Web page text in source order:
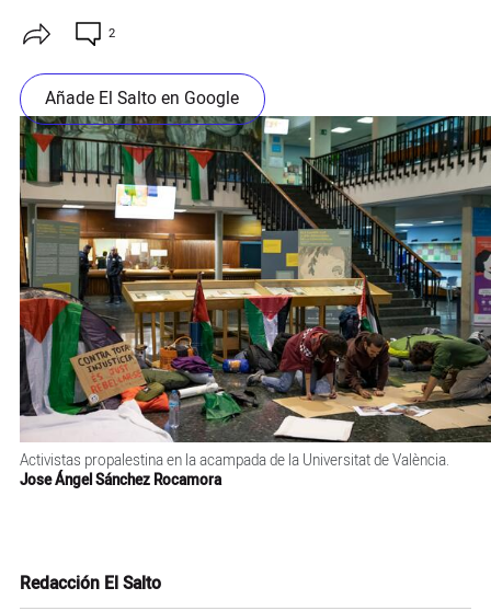
2
Añade El Salto en Google
Activistas propalestina en la acampada de la Universitat de València.
Jose Ángel Sánchez Rocamora
Redacción El Salto